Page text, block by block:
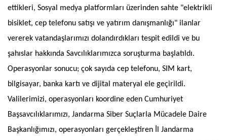
ettikleri, Sosyal medya platformları üzerinden sahte "elektrikli
bisiklet, cep telefonu satışı ve yatırım danışmanlığı" ilanlar
vererek vatandaşlarımızı dolandırdıkları tespit edildi ve bu
şahıslar hakkında Savcılıklarımızca soruşturma başlatıldı.
Operasyonlar sonucu; çok sayıda cep telefonu, SIM kart,
bilgisayar, banka kartı ve dijital materyal ele geçirildi.
Valilerimizi, operasyonları koordine eden Cumhuriyet
Başsavcılıklarımızı, Jandarma Siber Suçlarla Mücadele Daire
Başkanlığımızı, operasyonları gerçekleştiren İl Jandarma